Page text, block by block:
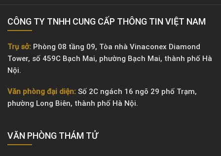
CÔNG TY TNHH CUNG CẤP THÔNG TIN VIỆT NAM
Trụ sở: Phòng 08 tầng 09, Tòa nhà Vinaconex Diamond
Tower, số 459C Bạch Mai, phường Bạch Mai, thành phố Hà
Nội.
Văn phòng đại diện: Số 2C ngách 16 ngõ 29 phố Trạm,
phường Long Biên, thành phố Hà Nội.
VĂN PHÒNG ​THÁM TỬ